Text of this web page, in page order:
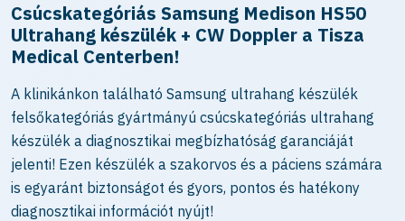
Csúcskategóriás Samsung Medison HS50
Ultrahang készülék + CW Doppler a Tisza
Medical Centerben!
A klinikánkon található Samsung ultrahang készülék
felsőkategóriás gyártmányú csúcskategóriás ultrahang
készülék a diagnosztikai megbízhatóság garanciáját
jelenti! Ezen készülék a szakorvos és a páciens számára
is egyaránt biztonságot és gyors, pontos és hatékony
diagnosztikai információt nyújt!